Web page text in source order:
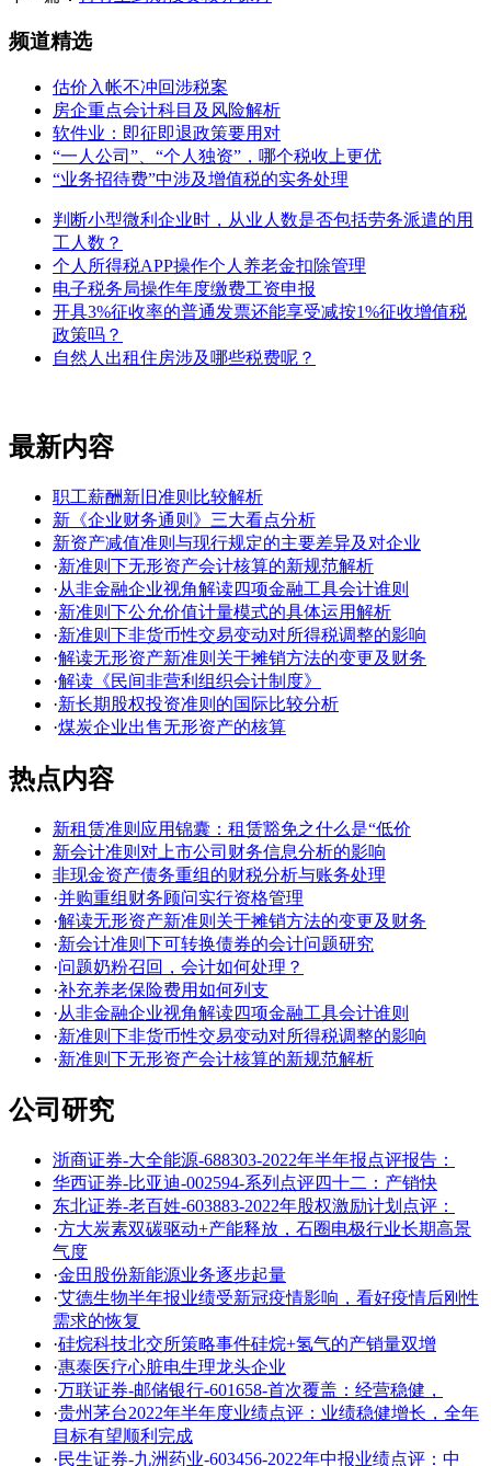
频道精选
估价入帐不冲回涉税案
房企重点会计科目及风险解析
软件业：即征即退政策要用对
“一人公司”、“个人独资”，哪个税收上更优
“业务招待费”中涉及增值税的实务处理
判断小型微利企业时，从业人数是否包括劳务派遣的用
工人数？
个人所得税APP操作个人养老金扣除管理
电子税务局操作年度缴费工资申报
开具3%征收率的普通发票还能享受减按1%征收增值税
政策吗？
自然人出租住房涉及哪些税费呢？
最新内容
职工薪酬新旧准则比较解析
新《企业财务通则》三大看点分析
新资产减值准则与现行规定的主要差异及对企业
·新准则下无形资产会计核算的新规范解析
·从非金融企业视角解读四项金融工具会计谁则
·新准则下公允价值计量模式的具体运用解析
·新准则下非货币性交易变动对所得税调整的影响
·解读无形资产新准则关于摊销方法的变更及财务
·解读《民间非营利组织会计制度》
·新长期股权投资准则的国际比较分析
·煤炭企业出售无形资产的核算
热点内容
新租赁准则应用锦囊：租赁豁免之什么是“低价
新会计准则对上市公司财务信息分析的影响
非现金资产债务重组的财税分析与账务处理
·并购重组财务顾问实行资格管理
·解读无形资产新准则关于摊销方法的变更及财务
·新会计准则下可转换债券的会计问题研究
·问题奶粉召回，会计如何处理？
·补充养老保险费用如何列支
·从非金融企业视角解读四项金融工具会计谁则
·新准则下非货币性交易变动对所得税调整的影响
·新准则下无形资产会计核算的新规范解析
公司研究
浙商证券-大全能源-688303-2022年半年报点评报告：
华西证券-比亚迪-002594-系列点评四十二：产销快
东北证券-老百姓-603883-2022年股权激励计划点评：
·方大炭素双碳驱动+产能释放，石圈电极行业长期高景
气度
·金田股份新能源业务逐步起量
·艾德生物半年报业绩受新冠疫情影响，看好疫情后刚性
需求的恢复
·硅烷科技北交所策略事件硅烷+氢气的产销量双增
·惠泰医疗心脏电生理龙头企业
·万联证券-邮储银行-601658-首次覆盖：经营稳健，
·贵州茅台2022年半年度业绩点评：业绩稳健增长，全年
目标有望顺利完成
·民生证券-九洲药业-603456-2022年中报业绩点评：中